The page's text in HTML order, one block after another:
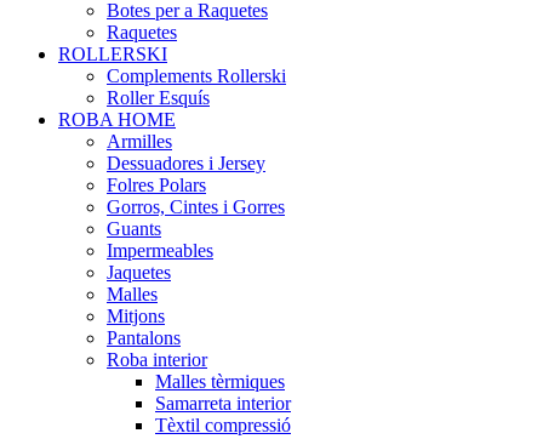
Botes per a Raquetes
Raquetes
ROLLERSKI
Complements Rollerski
Roller Esquís
ROBA HOME
Armilles
Dessuadores i Jersey
Folres Polars
Gorros, Cintes i Gorres
Guants
Impermeables
Jaquetes
Malles
Mitjons
Pantalons
Roba interior
Malles tèrmiques
Samarreta interior
Tèxtil compressió